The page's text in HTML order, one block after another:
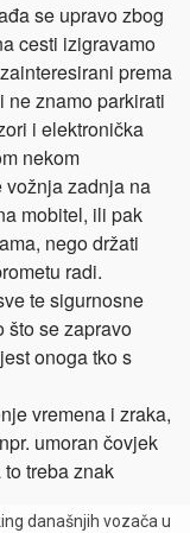
se upravo zbog
cesti izigravamo
prema
ne znamo parkirati
i elektronička
nekom
zadnja na
mobitel, ili pak
nego držati
radi.
te sigurnosne
što se zapravo
onoga tko s
vremena i zraka,
umoran čovjek
treba znak
današnjih vozača u